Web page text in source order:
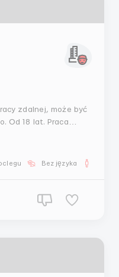
zdalnej, może być
Od 18 lat. Praca
Bez języka